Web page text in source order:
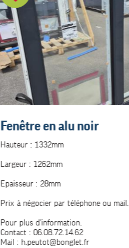
Fenêtre en alu noir
Hauteur : 1332mm
Largeur : 1262mm
Epaisseur : 28mm
Prix à négocier par téléphone ou mail.
Pour plus d'information.
Contact : 06.08.72.14.62
Mail : h.peutot@bonglet.fr